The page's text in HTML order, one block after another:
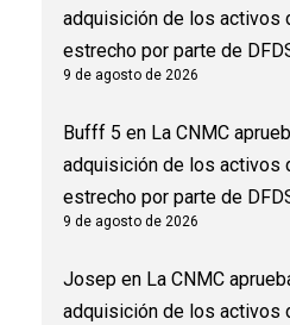
adquisición de los activos
estrecho por parte de
9 de agosto de 2026
Bufff 5 en La CNMC
adquisición de los activos
estrecho por parte de
9 de agosto de 2026
Josep en La CNMC
adquisición de los activos